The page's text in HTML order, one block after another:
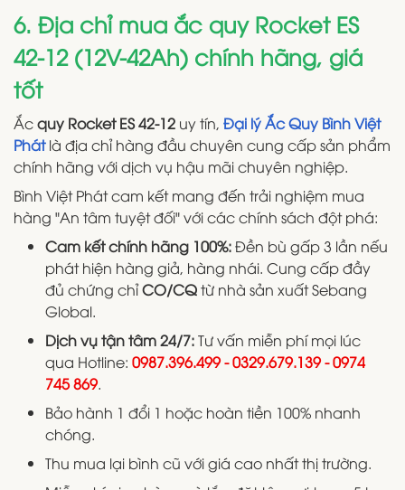
6. Địa chỉ mua ắc quy Rocket ES
42-12 (12V-42Ah) chính hãng, giá
tốt
Ắcquy Rocket ES 42-12 uy tín, Đại lý Ắc Quy Bình Việt
Phátlà địa chỉ hàng đầu chuyên cung cấp sản phẩm
chính hãng với dịch vụ hậu mãi chuyên nghiệp.
Bình Việt Phát cam kết mang đến trải nghiệm mua
hàng "An tâm tuyệt đối" với các chính sách đột phá:
Cam kết chính hãng 100%:Đền bù gấp 3 lần nếu
phát hiện hàng giả, hàng nhái. Cung cấp đầy
đủ chứng chỉCO/CQtừ nhà sản xuất Sebang
Global.
Dịch vụ tận tâm 24/7:Tư vấn miễn phí mọi lúc
qua Hotline: 0987.396.499 - 0329.679.139 - 0974
745 869.
Bảo hành 1 đổi 1 hoặc hoàn tiền 100% nhanh
chóng.
Thu mua lại bình cũ với giá cao nhất thị trường.